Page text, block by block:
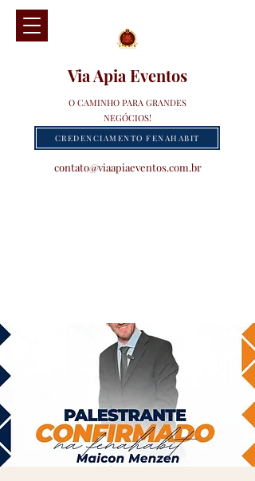
Via Apia Eventos
O CAMINHO PARA GRANDES
NEGÓCIOS!
contato@viaapiaeventos.com.br
CREDENCIAMENTO FENAHABIT